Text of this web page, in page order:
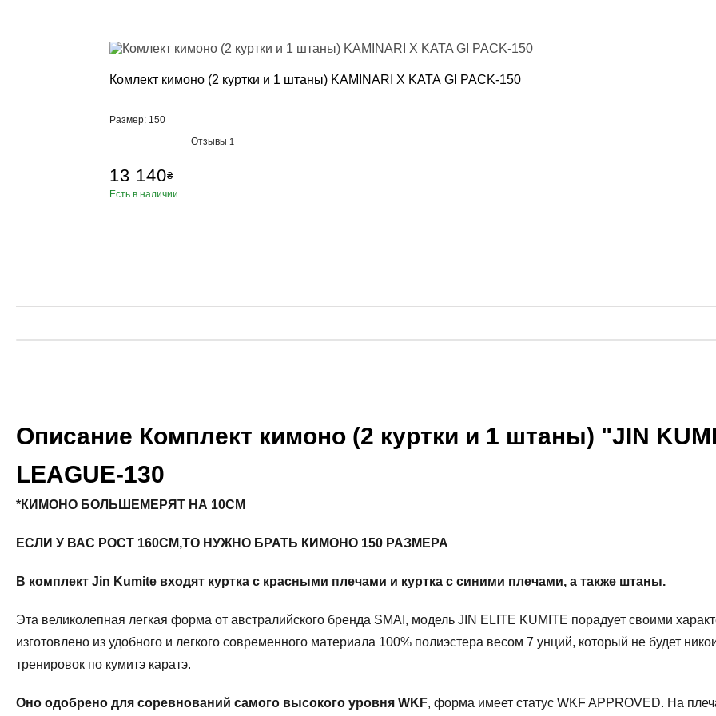
Комлект кимоно (2 куртки и 1 штаны) KAMINARI X KATA GI PACK-150
Размер: 150
Отзывы1
13 140₴
Есть в наличии
Описание Комплект кимоно (2 куртки и 1 штаны) "JIN
LEAGUE-130
*КИМОНО БОЛЬШЕМЕРЯТ НА 10СМ
ЕСЛИ У ВАС РОСТ 160СМ,ТО НУЖНО БРАТЬ КИМОНО 150 РАЗМЕРА
В комплект Jin Kumite входят куртка с красными плечами и куртка с синими плечами, а также штаны.
Эта великолепная легкая форма от австралийского бренда SMAI, модель JIN ELITE KUMITE порадует своими
изготовлено из удобного и легкого современного материала 100% полиэстера весом 7 унций, который не будет
тренировок по кумитэ каратэ.
Оно одобрено для соревнований самого высокого уровня WKF, форма имеет статус WKF APPROVED. На